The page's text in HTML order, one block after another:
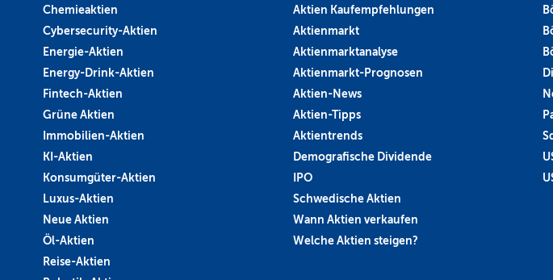
Chemieaktien
Cybersecurity-Aktien
Energie-Aktien
Energy-Drink-Aktien
Fintech-Aktien
Grüne Aktien
Immobilien-Aktien
KI-Aktien
Konsumgüter-Aktien
Luxus-Aktien
Neue Aktien
Öl-Aktien
Reise-Aktien
Aktien Kaufempfehlungen
Aktienmarkt
Aktienmarktanalyse
Aktienmarkt-Prognosen
Aktien-News
Aktien-Tipps
Aktientrends
Demografische Dividende
IPO
Schwedische Aktien
Wann Aktien verkaufen
Welche Aktien steigen?